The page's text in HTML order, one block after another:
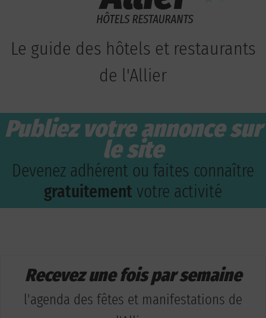
Le guide des hôtels et restaurants
de l'Allier
Publiez votre annonce sur
le site
Devenez adhérent ou faites connaître
gratuitement votre activité
Recevez une fois par semaine
l'agenda des fêtes et manifestations de